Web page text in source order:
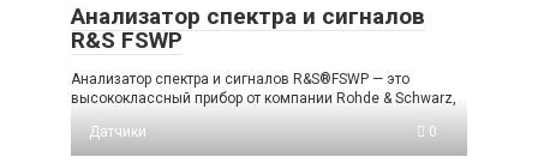
Анализатор спектра и сигналов
R&S FSWP
Анализатор спектра и сигналов R&S®FSWP — это
высококлассный прибор от компании Rohde & Schwarz,
Датчики
0